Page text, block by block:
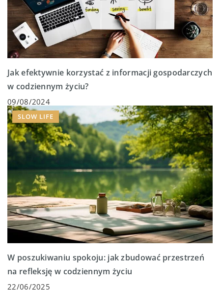
Jak efektywnie korzystać z informacji gospodarczych
w codziennym życiu?
09/08/2024
SLOW LIFE
W poszukiwaniu spokoju: jak zbudować przestrzeń
na refleksję w codziennym życiu
22/06/2025